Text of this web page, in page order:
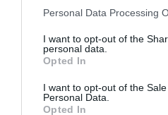
Personal Data Processing
I want to opt-out of the
personal data.
Opted In
I want to opt-out of the
Personal Data.
Opted In
Quinze Ous es poden fer a
Sopar d’Estrella, es
amb una proposta de
Les Cols, Nandu Jubany, Ca